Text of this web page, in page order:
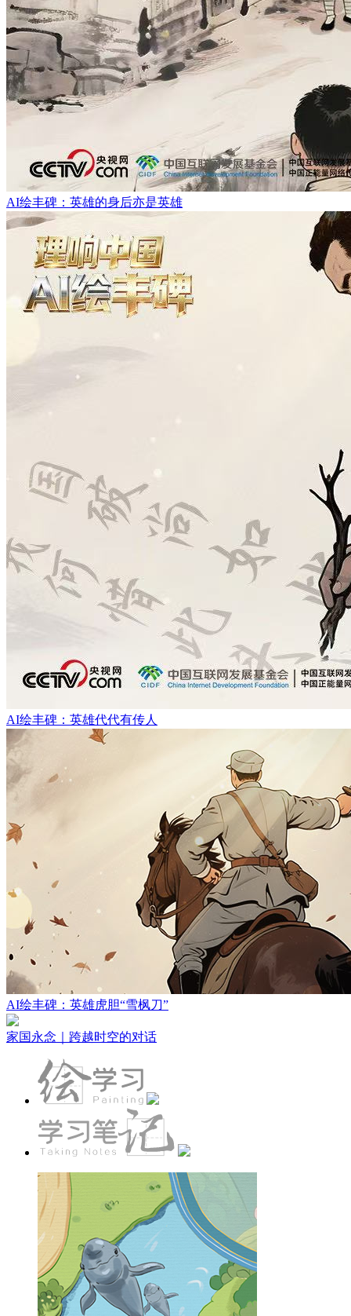
AI绘丰碑：英雄的身后亦是英雄
AI绘丰碑：英雄代代有传人
AI绘丰碑：英雄虎胆“雪枫刀”
家国永念｜跨越时空的对话